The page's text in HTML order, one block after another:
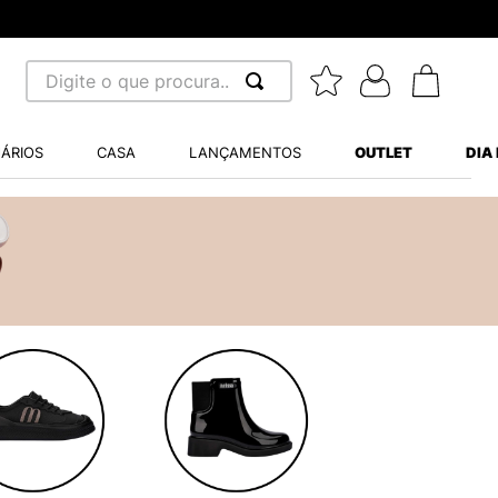
Digite o que procura...
CASA LANÇAMENTOS OUTLET DIA
BALANCE 530
BABY
VANS ULTRARANGE